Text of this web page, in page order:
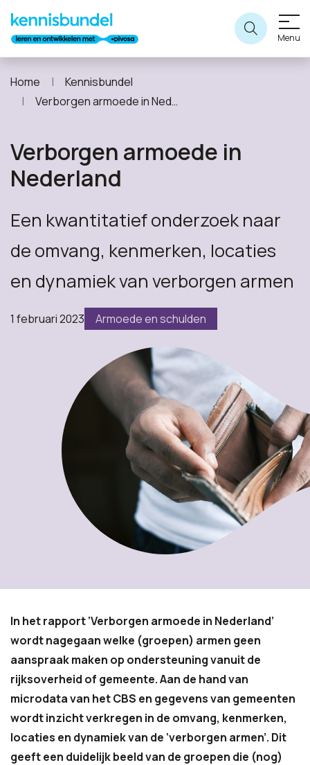
Menu
Home
Kennisbundel
Verborgen armoede in Nederland
Verborgen armoede in
Nederland
Een kwantitatief onderzoek naar
de omvang, kenmerken, locaties
en dynamiek van verborgen armen
1 februari 2023 Armoede en schulden
In het rapport ‘Verborgen armoede in Nederland’
wordt nagegaan welke (groepen) armen geen
aanspraak maken op ondersteuning vanuit de
rijksoverheid of gemeente. Aan de hand van
microdata van het CBS en gegevens van gemeenten
wordt inzicht verkregen in de omvang, kenmerken,
locaties en dynamiek van de ‘verborgen armen’. Dit
geeft een duidelijk beeld van de groepen die (nog)